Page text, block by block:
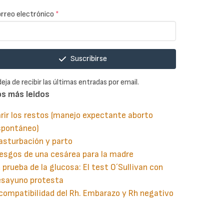
electrónico *
Suscribirse
de recibir las últimas entradas por email.
más leidos
los restos (manejo expectante aborto
y parto
de una cesárea para la madre
prueba de la glucosa: El test O´Sullivan con
protesta
del Rh. Embarazo y Rh negativo